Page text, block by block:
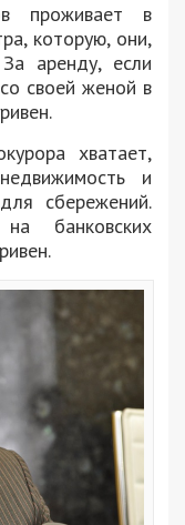
проживает в
которую, они,
аренду, если
своей женой в
хватает,
и
сбережений.
банковских